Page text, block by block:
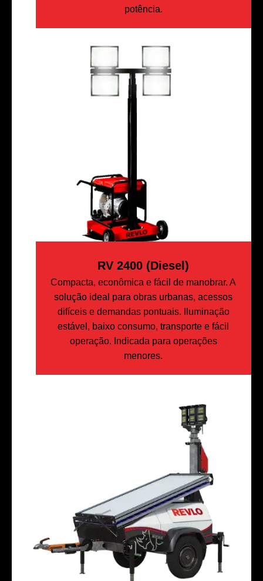
potência.
RV 2400 (Diesel)
Compacta, econômica e fácil de manobrar. A
solução ideal para obras urbanas, acessos
difíceis e demandas pontuais. Iluminação
estável, baixo consumo, transporte e fácil
operação. Indicada para operações
menores.